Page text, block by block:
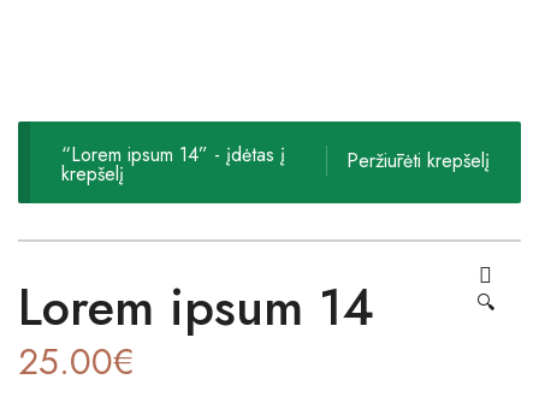
Peržiūrėti krepšelį
“Lorem ipsum 14” - įdėtas į
krepšelį
🔍
Lorem ipsum 14
25.00€